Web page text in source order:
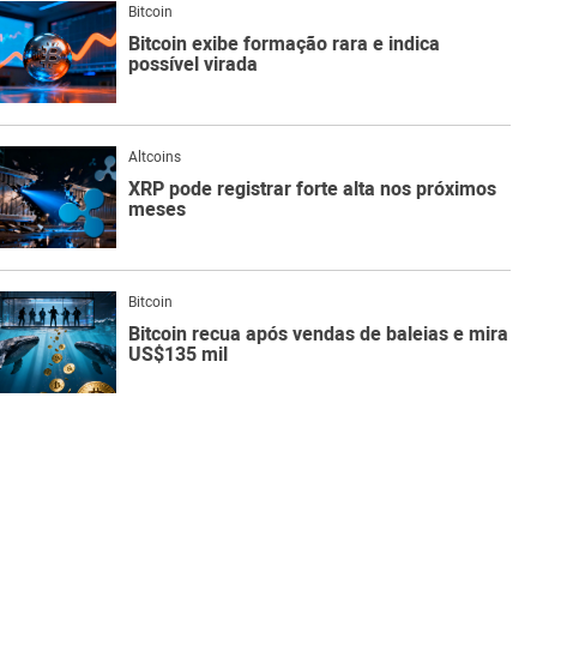
Bitcoin
Bitcoin exibe formação rara e indica
possível virada
Altcoins
XRP pode registrar forte alta nos próximos
meses
Bitcoin
Bitcoin recua após vendas de baleias e mira
US$135 mil